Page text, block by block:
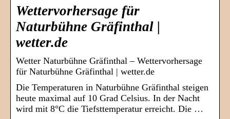
Wettervorhersage für
Naturbühne Gräfinthal |
wetter.de
Wetter Naturbühne Gräfinthal – Wettervorhersage
für Naturbühne Gräfinthal | wetter.de
Die Temperaturen in Naturbühne Gräfinthal steigen
heute maximal auf 10 Grad Celsius. In der Nacht
wird mit 8°C die Tiefsttemperatur erreicht. Die …